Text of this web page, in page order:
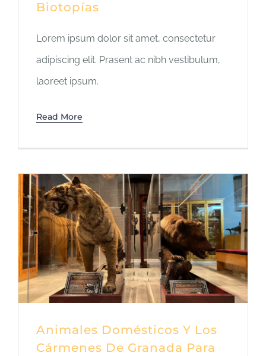
Biotopías
Lorem ipsum dolor sit amet, consectetur
adipiscing elit. Prasent ac nibh vestibulum,
laoreet ipsum.
Read More
Animales Domésticos Y Los
Cármenes De Granada Para